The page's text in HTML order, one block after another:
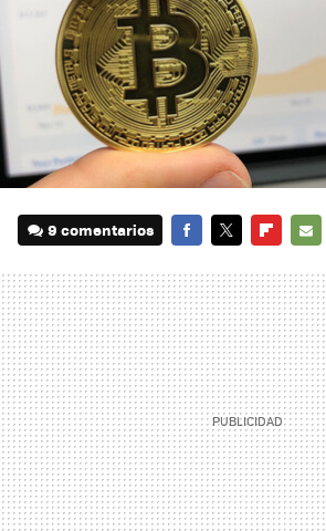
9 comentarios
MAIL